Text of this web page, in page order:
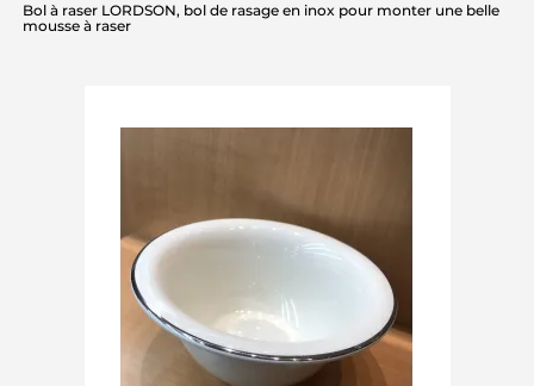
Bol à raser LORDSON, bol de rasage en inox pour monter une belle
mousse à raser